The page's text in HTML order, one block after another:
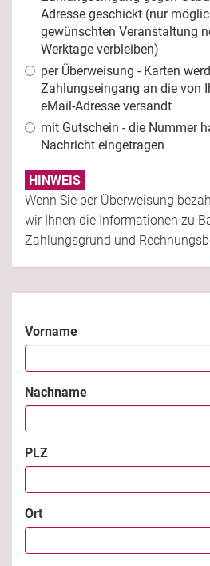
Adresse geschickt (nur
gewünschten Veranstaltung
Werktage verbleiben)
per Überweisung - Karten
Zahlungseingang an die von
eMail-Adresse versandt
mit Gutschein - die Nummer
Nachricht eingetragen
HINWEIS
Wenn Sie per Überweisung
wir Ihnen die Informationen zu
Zahlungsgrund und
Vorname
Nachname
PLZ
Ort